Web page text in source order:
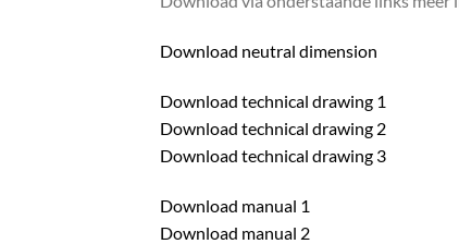
Download neutral dimension
Download technical drawing 1
Download technical drawing 2
Download technical drawing 3
Download manual 1
Download manual 2